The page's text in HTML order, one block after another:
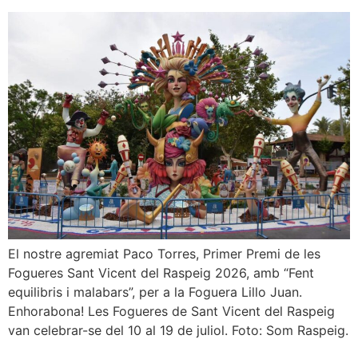
El nostre agremiat Paco Torres, Primer Premi de les
Fogueres Sant Vicent del Raspeig 2026, amb “Fent
equilibris i malabars”, per a la Foguera Lillo Juan.
Enhorabona! Les Fogueres de Sant Vicent del Raspeig
van celebrar-se del 10 al 19 de juliol. Foto: Som Raspeig.